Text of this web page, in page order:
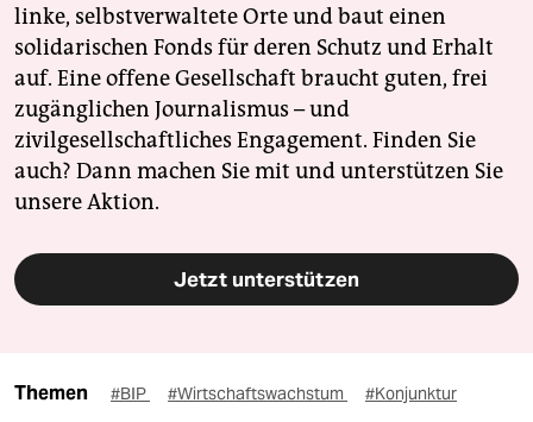
linke, selbstverwaltete Orte und baut einen
solidarischen Fonds für deren Schutz und Erhalt
auf. Eine offene Gesellschaft braucht guten, frei
zugänglichen Journalismus – und
zivilgesellschaftliches Engagement. Finden Sie
auch? Dann machen Sie mit und unterstützen Sie
unsere Aktion.
Jetzt unterstützen
Themen #BIP #Wirtschaftswachstum #Konjunktur